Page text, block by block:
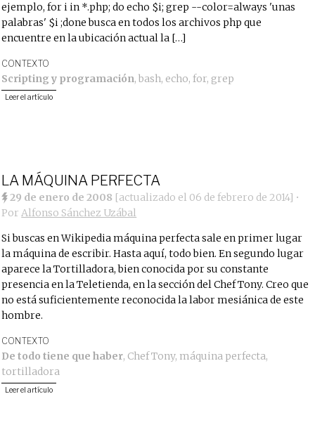
ejemplo, for i in *.php; do echo $i; grep --color=always 'unas
palabras' $i ;done busca en todos los archivos php que
encuentre en la ubicación actual la […]
CONTEXTO
Scripting y programación,bash, echo,for, grep
Leer el artículo
LA MÁQUINA PERFECTA
29 de enero de 2008 [actualizado el 06 de febrero de 2014] •
PorAlfonso Sánchez Uzábal
Si buscas en Wikipedia máquina perfecta sale en primer lugar
la máquina de escribir. Hasta aquí, todo bien. En segundo lugar
aparece la Tortilladora, bien conocida por su constante
presencia en la Teletienda, en la sección del Chef Tony. Creo que
no está suficientemente reconocida la labor mesiánica de este
hombre.
CONTEXTO
De todo tiene que haber, Chef Tony, máquina perfecta,
tortilladora
Leer el artículo